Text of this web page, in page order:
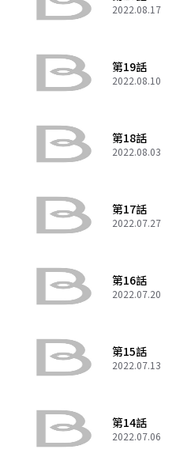
2022.08.17
第19話
2022.08.10
第18話
2022.08.03
第17話
2022.07.27
第16話
2022.07.20
第15話
2022.07.13
第14話
2022.07.06